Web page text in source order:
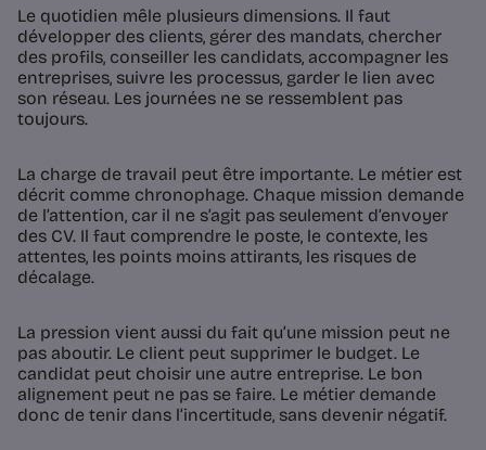
Le quotidien mêle plusieurs dimensions. Il faut
développer des clients, gérer des mandats, chercher
des profils, conseiller les candidats, accompagner les
entreprises, suivre les processus, garder le lien avec
son réseau. Les journées ne se ressemblent pas
toujours.
La charge de travail peut être importante. Le métier est
décrit comme chronophage. Chaque mission demande
de l’attention, car il ne s’agit pas seulement d’envoyer
des CV. Il faut comprendre le poste, le contexte, les
attentes, les points moins attirants, les risques de
décalage.
La pression vient aussi du fait qu’une mission peut ne
pas aboutir. Le client peut supprimer le budget. Le
candidat peut choisir une autre entreprise. Le bon
alignement peut ne pas se faire. Le métier demande
donc de tenir dans l’incertitude, sans devenir négatif.